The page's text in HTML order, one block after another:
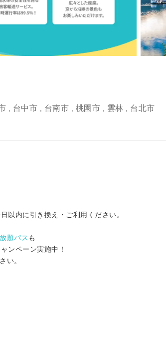
台中市 台南市 桃園市 雲林 台北市
以内に引き換え・ご利用ください。
題パス も
ンペーン実施中！
い。